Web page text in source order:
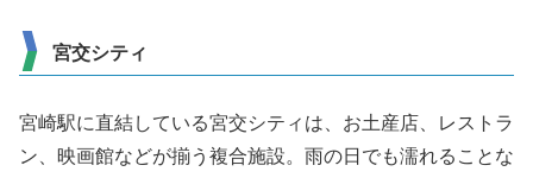
宮交シティ
宮崎駅に直結している宮交シティは、お土産店、レストラ
ン、映画館などが揃う複合施設。雨の日でも濡れることな